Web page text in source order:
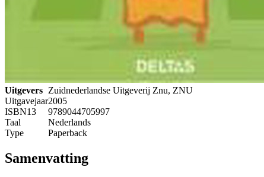
Uitgevers Zuidnederlandse Uitgeverij Znu, ZNU
Uitgavejaar2005
ISBN13
9789044705997
Taal
Nederlands
Type
Paperback
Samenvatting